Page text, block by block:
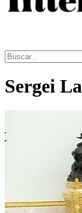
Buscar...
Sergei